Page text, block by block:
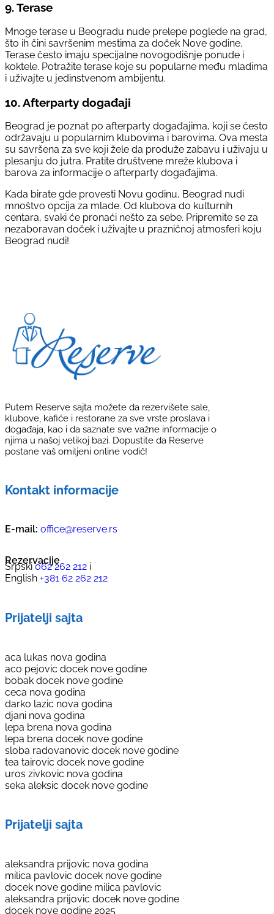
9.Terase
Mnoge terase u Beogradu nude prelepe poglede na grad,
što ih čini savršenim mestima za doček Nove godine.
Terase često imaju specijalne novogodišnje ponude i
koktele. Potražite terase koje su popularne među mladima
i uživajte u jedinstvenom ambijentu.
10.Afterparty događaji
Beograd je poznat po afterparty događajima, koji se često
održavaju u popularnim klubovima i barovima. Ova mesta
su savršena za sve koji žele da produže zabavu i uživaju u
plesanju do jutra. Pratite društvene mreže klubova i
barova za informacije o afterparty događajima.
Kada birate gde provesti Novu godinu, Beograd nudi
mnoštvo opcija za mlade. Od klubova do kulturnih
centara, svaki će pronaći nešto za sebe. Pripremite se za
nezaboravan doček i uživajte u prazničnoj atmosferi koju
Beograd nudi!
Putem Reserve sajta možete da rezervišete sale,
klubove, kafiće i restorane za sve vrste proslava i
događaja, kao i da saznate sve važne informacije o
njima u našoj velikoj bazi. Dopustite da Reserve
postane vaš omiljeni online vodič!
Kontakt informacije
E-mail: office@reserve.rs
Rezervacije
Srpski062 262 212 i
English +381 62 262 212
Prijatelji sajta
aca lukas nova godina
aco pejovic docek nove godine
bobak docek nove godine
ceca nova godina
darko lazic nova godina
djani nova godina
lepa brena nova godina
lepa brena docek nove godine
sloba radovanovic docek nove godine
tea tairovic docek nove godine
uros zivkovic nova godina
seka aleksic docek nove godine
Prijatelji sajta
aleksandra prijovic nova godina
milica pavlovic docek nove godine
docek nove godine milica pavlovic
aleksandra prijovic docek nove godine
docek nove godine 2025